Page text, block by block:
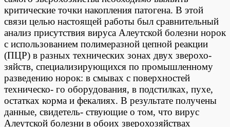
критические точки накопления патогена. В этой
связи целью настоящей работы был сравнительный
анализ присутствия вируса Алеутской болезни норок
с использованием полимеразной цепной реакции
(ПЦР) в разных технических зонах двух зверохо-
зяйств, специализирующихся по промышленному
разведению норок: в смывах с поверхностей
техническо- го оборудования, в подстилках, пухе,
остатках корма и фекалиях. В результате получены
данные, свидетель- ствующие о том, что вирус
Алеутской болезни в обоих зверохозяйствах